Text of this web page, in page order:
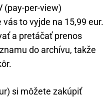
(pay-per-view)
vás to vyjde na 15,99 eur.
a pretáčať prenos
do archívu, takže
si môžete zakúpiť